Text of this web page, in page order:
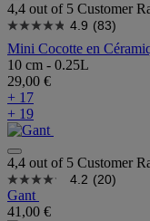
4,4 out of 5 Customer
4.9 (83)
Mini Cocotte en
10 cm - 0.25L
29,00 €
+ 17
+ 19
4,4 out of 5 Customer
4.2 (20)
Gant
41,00 €